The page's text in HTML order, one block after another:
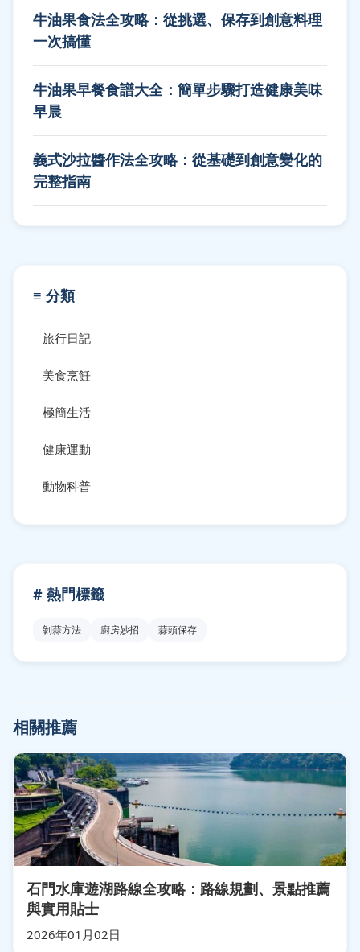
牛油果食法全攻略：從挑選、保存到創意料理
一次搞懂
牛油果早餐食譜大全：簡單步驟打造健康美味
早晨
義式沙拉醬作法全攻略：從基礎到創意變化的
完整指南
≡ 分類
旅行日記
美食烹飪
極簡生活
健康運動
動物科普
# 熱門標籤
剝蒜方法 廚房妙招 蒜頭保存
相關推薦
石門水庫遊湖路線全攻略：路線規劃、景點推薦
與實用貼士
2026年01月02日